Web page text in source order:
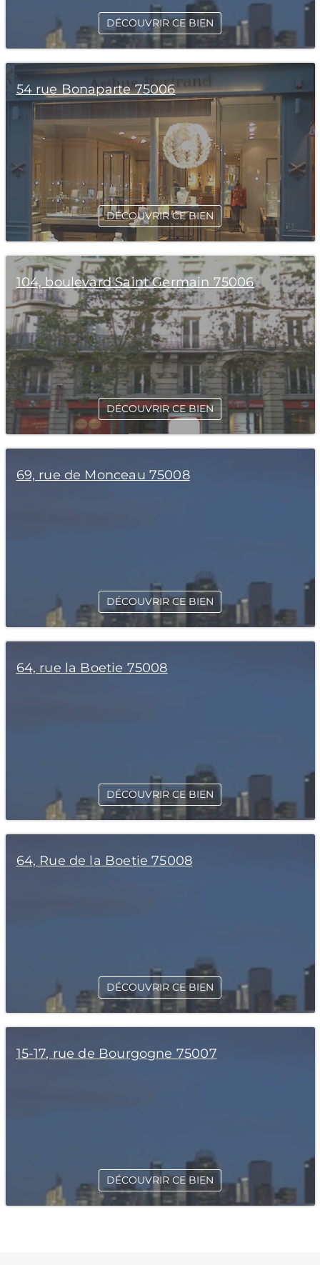
DÉCOUVRIR CE BIEN
54 rue Bonaparte 75006
DÉCOUVRIR CE BIEN
104, boulevard Saint Germain 75006
DÉCOUVRIR CE BIEN
69, rue de Monceau 75008
DÉCOUVRIR CE BIEN
64, rue la Boetie 75008
DÉCOUVRIR CE BIEN
64, Rue de la Boetie 75008
DÉCOUVRIR CE BIEN
15-17, rue de Bourgogne 75007
DÉCOUVRIR CE BIEN